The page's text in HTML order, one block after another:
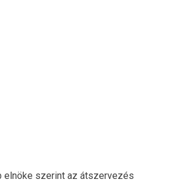
elnöke szerint az átszervezés